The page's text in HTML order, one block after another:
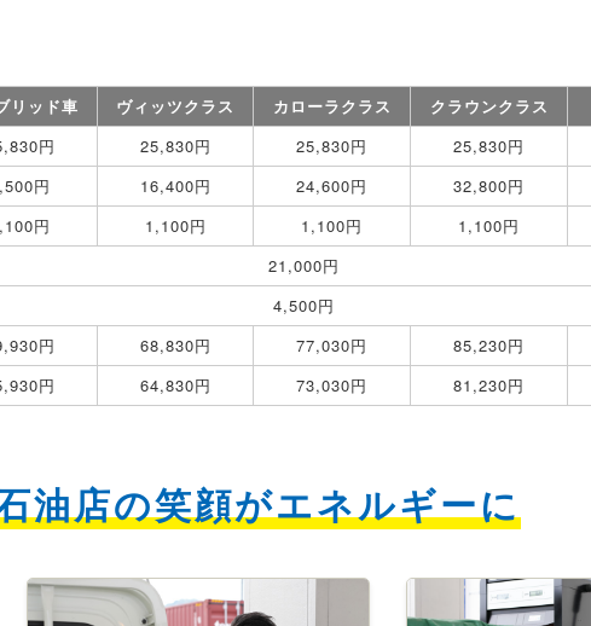
リッド車 ヴィッツクラス カローラクラス クラウンクラス
円 25,830円 25,830円 25,830円
円 16,400円 24,600円 32,800円
円 1,100円 1,100円 1,100円
21,000円
4,500円
円 68,830円 77,030円 85,230円
円 64,830円 73,030円 81,230円
油店の笑顔がエネルギーに